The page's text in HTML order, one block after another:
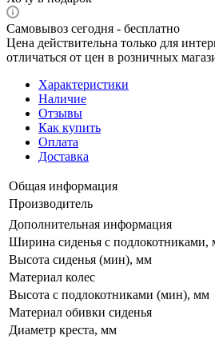
Самовывоз сегодня - бесплатно
Цена действительна только для
отличаться от цен в розничных
Характеристики
Наличие
Отзывы
Как купить
Оплата
Доставка
Общая информация
Производитель
Дополнительная информация
Ширина сиденья с подлокотниками,
Высота сиденья (мин), мм
Материал колес
Высота с подлокотниками (мин), мм
Материал обивки сиденья
Диаметр креста, мм